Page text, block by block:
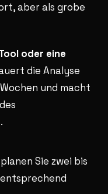
aber als grobe
oder eine
die Analyse
und macht
planen Sie zwei bis